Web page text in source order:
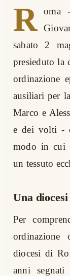
R oma -
sabato 2
presieduto la
ordinazione
ausiliari per
Marco e
e dei volti -
modo in cui
un tessuto
Una
Per
ordinazione
diocesi di
anni